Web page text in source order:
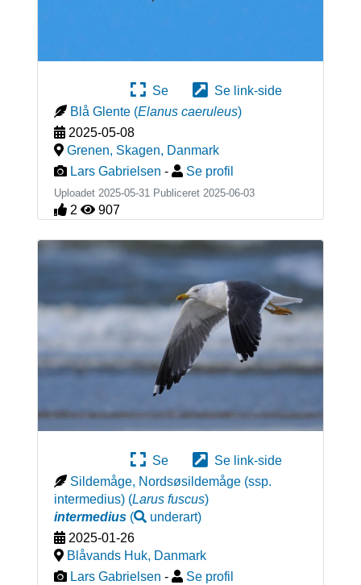
Se
Se link-side
Blå Glente (Elanus caeruleus)
2025-05-08
Grenen, Skagen, Danmark
Lars Gabrielsen - Se profil
Uploadet 2025-05-31 Publiceret 2025-06-03
2 907
Se
Se link-side
Sildemåge, Nordsøsildemåge (ssp.
intermedius) (Larus fuscus)
intermedius( underart)
2025-01-26
Blåvands Huk, Danmark
Lars Gabrielsen - Se profil